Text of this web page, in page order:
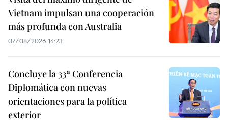
Vietnam impulsan una cooperación
más profunda con Australia
07/08/2026 14:23
Concluye la 33ª Conferencia
Diplomática con nuevas
orientaciones para la política
exterior